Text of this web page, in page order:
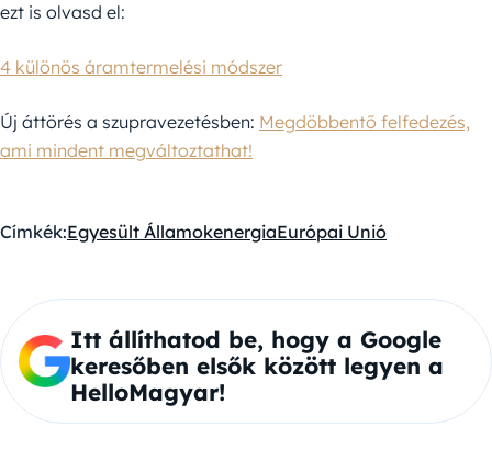
ezt is olvasd el:
4 különös áramtermelési módszer
Új áttörés a szupravezetésben: Megdöbbentő felfedezés,
ami mindent megváltoztathat!
Címkék:Egyesült ÁllamokenergiaEurópai Unió
Itt állíthatod be, hogy a Google
keresőben elsők között legyen a
HelloMagyar!